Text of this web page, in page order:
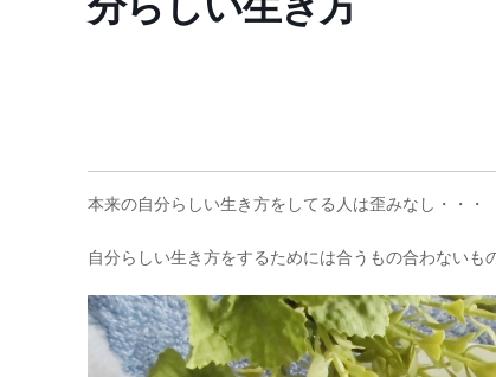
本来の自分らしい生き方をしてる人は歪みなし・・・
自分らしい生き方をするためには合うもの合わないも